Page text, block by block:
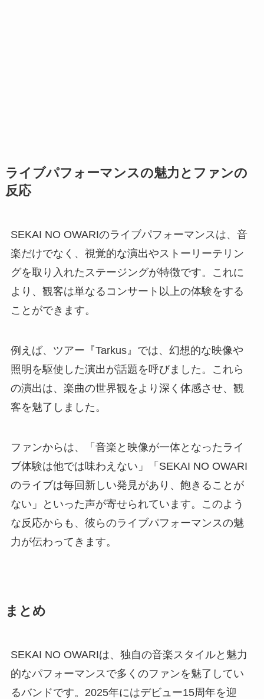
ライブパフォーマンスの魅力とファンの
反応
SEKAI NO OWARIのライブパフォーマンスは、音
楽だけでなく、視覚的な演出やストーリーテリン
グを取り入れたステージングが特徴です。これに
より、観客は単なるコンサート以上の体験をする
ことができます。
例えば、ツアー『Tarkus』では、幻想的な映像や
照明を駆使した演出が話題を呼びました。これら
の演出は、楽曲の世界観をより深く体感させ、観
客を魅了しました。
ファンからは、「音楽と映像が一体となったライ
ブ体験は他では味わえない」「SEKAI NO OWARI
のライブは毎回新しい発見があり、飽きることが
ない」といった声が寄せられています。このよう
な反応からも、彼らのライブパフォーマンスの魅
力が伝わってきます。
まとめ
SEKAI NO OWARIは、独自の音楽スタイルと魅力
的なパフォーマンスで多くのファンを魅了してい
るバンドです。2025年にはデビュー15周年を迎